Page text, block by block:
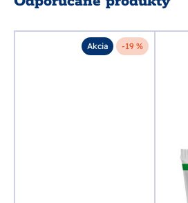
Akcia -19 %